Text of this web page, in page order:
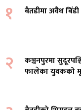
१ बैतडीमा अवैध
२
कञ्चनपुरमा
फालेका युवकको